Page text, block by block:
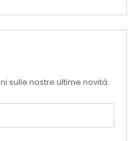
sulle nostre ultime novità.